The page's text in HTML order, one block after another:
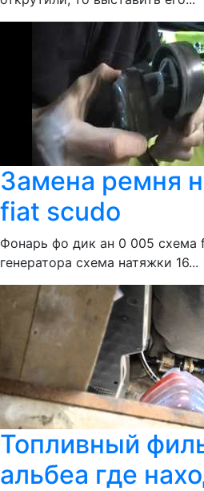
Замена ремня
fiat scudo
Фонарь фо дик ан 0 005 схема
генератора схема натяжки 16...
Топливный
альбеа где